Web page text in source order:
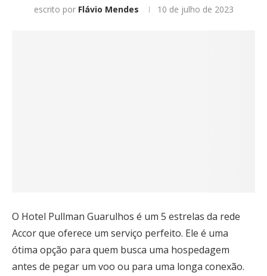
escrito por Flávio Mendes 10 de julho de 2023
O Hotel Pullman Guarulhos é um 5 estrelas da rede
Accor que oferece um serviço perfeito. Ele é uma
ótima opção para quem busca uma hospedagem
antes de pegar um voo ou para uma longa conexão.